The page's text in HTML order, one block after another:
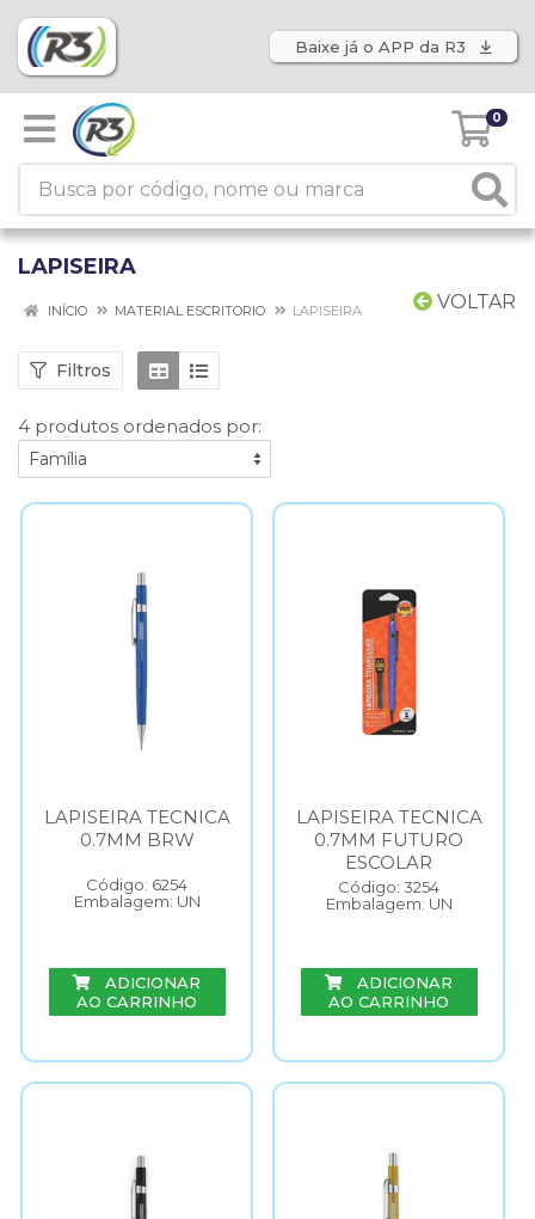
Baixe já o APP da R3
0
LAPISEIRA
VOLTAR
INÍCIO MATERIAL ESCRITORIO LAPISEIRA
Filtros
4 produtos ordenados por:
LAPISEIRA TECNICA
0.7MM BRW
Código: 6254
Embalagem: UN
ADICIONAR
AO CARRINHO
LAPISEIRA TECNICA
0.7MM FUTURO
ESCOLAR
Código: 3254
Embalagem: UN
ADICIONAR
AO CARRINHO